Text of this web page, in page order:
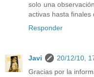
solo una
activas hasta finales
Responder
Javi
20/12/10,
Gracias por la